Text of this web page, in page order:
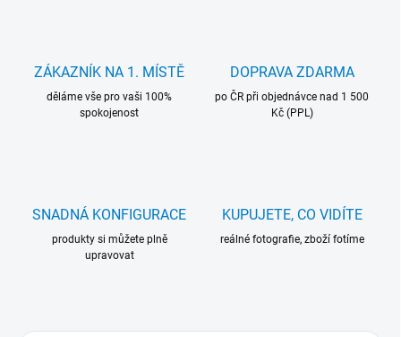
ZÁKAZNÍK NA 1. MÍSTĚ
děláme vše pro vaši 100%
spokojenost
DOPRAVA ZDARMA
po ČR při objednávce nad 1 500
Kč (PPL)
SNADNÁ KONFIGURACE
produkty si můžete plně
upravovat
KUPUJETE, CO VIDÍTE
reálné fotografie, zboží fotíme